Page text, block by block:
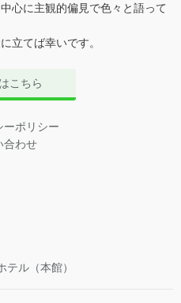
心に主観的偏見で色々と語って
立てば幸いです。
こちら
ーポリシー
合わせ
ル（本館）